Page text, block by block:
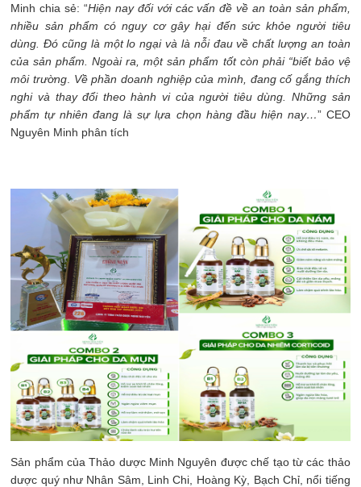
Minh chia sẻ: “Hiện nay đối với các vấn đề về an toàn sản phẩm,
nhiều sản phẩm có nguy cơ gây hại đến sức khỏe người tiêu
dùng. Đó cũng là một lo ngại và là nỗi đau về chất lượng an toàn
của sản phẩm. Ngoài ra, một sản phẩm tốt còn phải “biết bảo vệ
môi trường
Về phần doanh nghiệp của mình, đang cố gắng thích
nghi và thay đổi theo hành vi của người tiêu dùng. Những sản
phẩm tự nhiên đang là sự lựa chọn hàng đầu hiện nay…” CEO
Nguyên Minh phân tích
Sản phẩm của Thảo dược Minh Nguyên được chế tạo từ các thảo
dược quý như Nhân Sâm, Linh Chi, Hoàng Kỳ, Bạch Chỉ, nổi tiếng